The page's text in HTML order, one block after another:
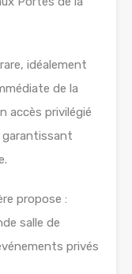
idéalement
de la
accès privilégié
garantissant
propose :
salle de
privés